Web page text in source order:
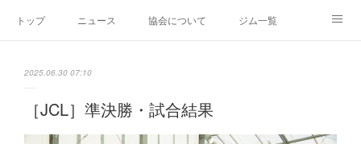
トップ ニュース 協会について ジム一覧
2025.06.30 07:10
［JCL］準決勝・試合結果